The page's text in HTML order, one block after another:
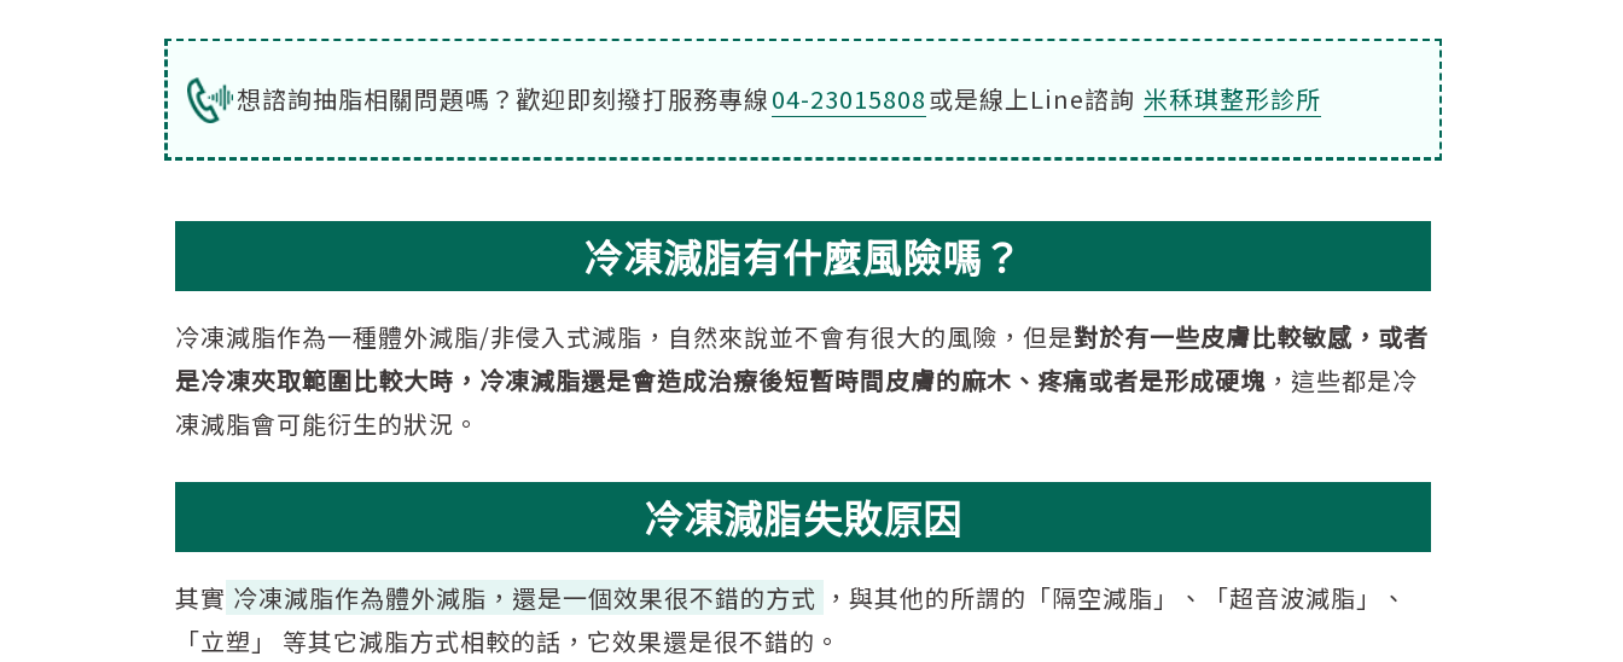
想諮詢抽脂相關問題嗎？歡迎即刻撥打服務專線04-23015808或是線上Line諮詢 米秝琪整形診所
冷凍減脂有什麼風險嗎？
冷凍減脂作為一種體外減脂/非侵入式減脂，自然來說並不會有很大的風險，但是對於有一些皮膚比較敏感，或者
是冷凍夾取範圍比較大時，冷凍減脂還是會造成治療後短暫時間皮膚的麻木、疼痛或者是形成硬塊，這些都是冷
凍減脂會可能衍生的狀況。
冷凍減脂失敗原因
其實 冷凍減脂作為體外減脂，還是一個效果很不錯的方式 ，與其他的所謂的「隔空減脂」、「超音波減脂」、
「立塑」 等其它減脂方式相較的話，它效果還是很不錯的。